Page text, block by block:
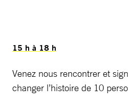
15 h à 18 h
Venez nous rencontrer et
changer l’histoire de 10